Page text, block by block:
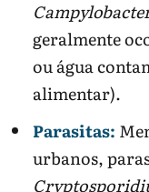
geralmente
ou água
alimentar).
Parasitas:
urbanos,